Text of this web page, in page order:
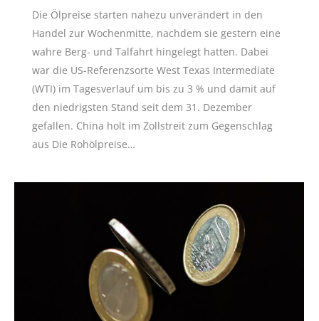
Die Ölpreise starten nahezu unverändert in den
Handel zur Wochenmitte, nachdem sie gestern eine
wahre Berg- und Talfahrt hingelegt hatten. Dabei
war die US-Referenzsorte West Texas Intermediate
(WTI) im Tagesverlauf um bis zu 3 % und damit auf
den niedrigsten Stand seit dem 31. Dezember
gefallen. China holt im Zollstreit zum Gegenschlag
aus Die Rohölpreise…